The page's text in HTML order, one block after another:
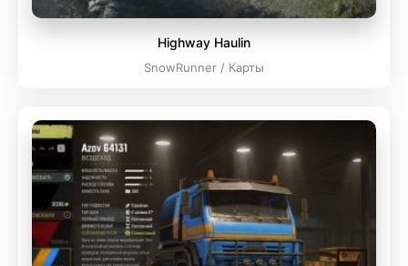
Highway Haulin
SnowRunner / Карты